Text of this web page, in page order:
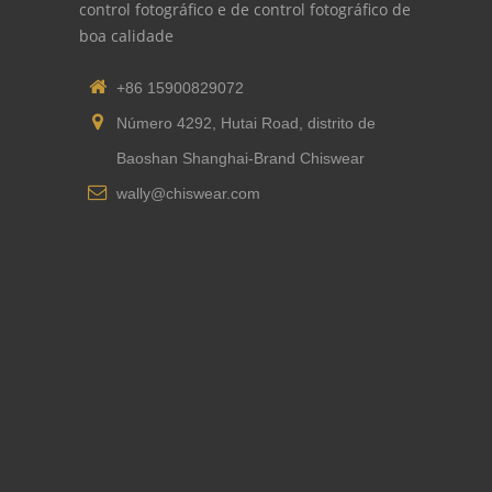
control fotográfico e de control fotográfico de
boa calidade
+86 15900829072
Número 4292, Hutai Road, distrito de
Baoshan Shanghai-Brand Chiswear
wally@chiswear.com